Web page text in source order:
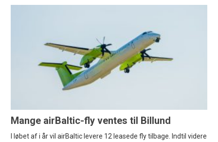
Mange airBaltic-fly ventes til Billund
I løbet af i år vil airBaltic levere 12 leasede fly tilbage. Indtil videre